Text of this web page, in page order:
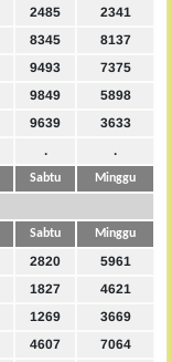
2485
2341
8345
8137
9493
7375
9849
5898
9639
3633
. .
Sabtu Minggu
Sabtu Minggu
2820
5961
1827
4621
1269
3669
4607
7064